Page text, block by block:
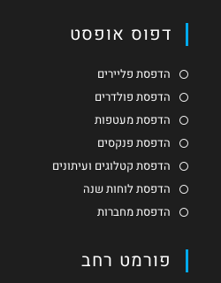
דפוס אופסט
הדפסת פליירים
הדפסת פולדרים
הדפסת מעטפות
הדפסת פנקסים
הדפסת קטלוגים ועיתונים
הדפסת לוחות שנה
הדפסת מחברות
פורמט רחב